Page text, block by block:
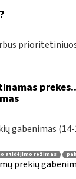
gabenimas (14-
atidėjimo režimas
prekių